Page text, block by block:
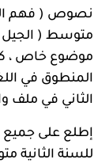
نصوص ( فهم
متوسط (
موضوع خاص ،
المنطوق في
الثاني في ملف
إطلع على
للسنة الثانية